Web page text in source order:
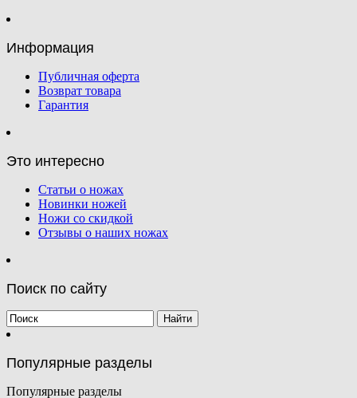
Информация
Публичная оферта
Возврат товара
Гарантия
Это интересно
Статьи о ножах
Новинки ножей
Ножи со скидкой
Отзывы о наших ножах
Поиск по сайту
Популярные разделы
Популярные разделы